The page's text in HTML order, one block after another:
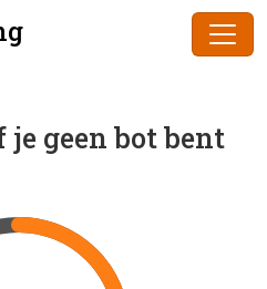
geen bot bent